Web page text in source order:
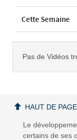
Cette Semaine
Pas de Vidéos
Le
certains de ses
HAUT DE PAGE